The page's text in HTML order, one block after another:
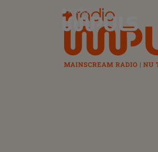
Radio Impuls